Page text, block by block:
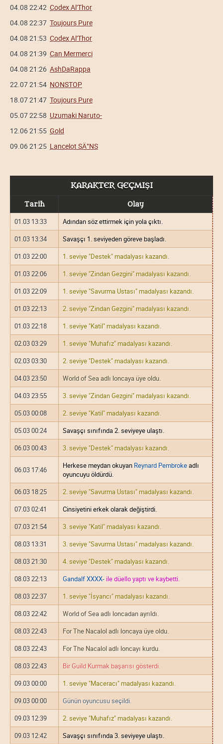
04.08 22:42 Codex Al'Thor
04.08 22:37 Toujours Pure
04.08 21:53 Codex Al'Thor
04.08 21:39 Can Mermerci
04.08 21:26 AshDaRappa
22.07 21:54 NONSTOP
18.07 21:47 Toujours Pure
05.07 22:58 Uzumaki Naruto-
12.06 21:55 Gold
09.06 21:25 Lancelot SÄ°NS
KARAKTER GEÇMIŞI
Tarih Olay
01.03 13:33
Adından söz ettirmek için yola çıktı.
01.03 13:34
Savaşçı 1. seviyeden göreve başladı.
01.03 22:00
1. seviye "Destek" madalyası kazandı.
01.03 22:06
1. seviye "Zindan Gezgini" madalyası kazandı.
01.03 22:09
1. seviye "Savurma Ustası" madalyası kazandı.
01.03 22:13
2. seviye "Zindan Gezgini" madalyası kazandı.
01.03 22:18
1. seviye "Katil" madalyası kazandı.
02.03 03:29
1. seviye "Muhafız" madalyası kazandı.
02.03 03:30
2. seviye "Destek" madalyası kazandı.
04.03 23:50
World of Sea adlı loncaya üye oldu.
04.03 23:55
3. seviye "Zindan Gezgini" madalyası kazandı.
05.03 00:08
2. seviye "Katil" madalyası kazandı.
05.03 00:24
Savaşçı sınıfında 2. seviyeye ulaştı.
06.03 00:43
3. seviye "Destek" madalyası kazandı.
06.03 17:46 Herkese meydan okuyan Reynard Pembrokeadlı
oyuncuyu öldürdü.
06.03 18:25
2. seviye "Savurma Ustası" madalyası kazandı.
07.03 02:41
Cinsiyetini erkek olarak değiştirdi.
07.03 21:54
3. seviye "Katil" madalyası kazandı.
08.03 13:31
3. seviye "Savurma Ustası" madalyası kazandı.
08.03 21:30
4. seviye "Destek" madalyası kazandı.
08.03 22:13
Gandalf XXXX- ile düello yaptı ve kaybetti.
08.03 22:37
1. seviye "İsyancı" madalyası kazandı.
08.03 22:42
World of Sea adlı loncadan ayrıldı.
08.03 22:43
For The Nacalol adlı loncaya üye oldu.
08.03 22:43
For The Nacalol adlı loncayı kurdu.
08.03 22:43
Bir Guild Kurmak başarısı gösterdi.
09.03 00:00
1. seviye "Maceracı" madalyası kazandı.
09.03 00:00
Günün oyuncusu seçildi.
09.03 12:39
2. seviye "Muhafız" madalyası kazandı.
09.03 12:42
Savaşçı sınıfında 3. seviyeye ulaştı.